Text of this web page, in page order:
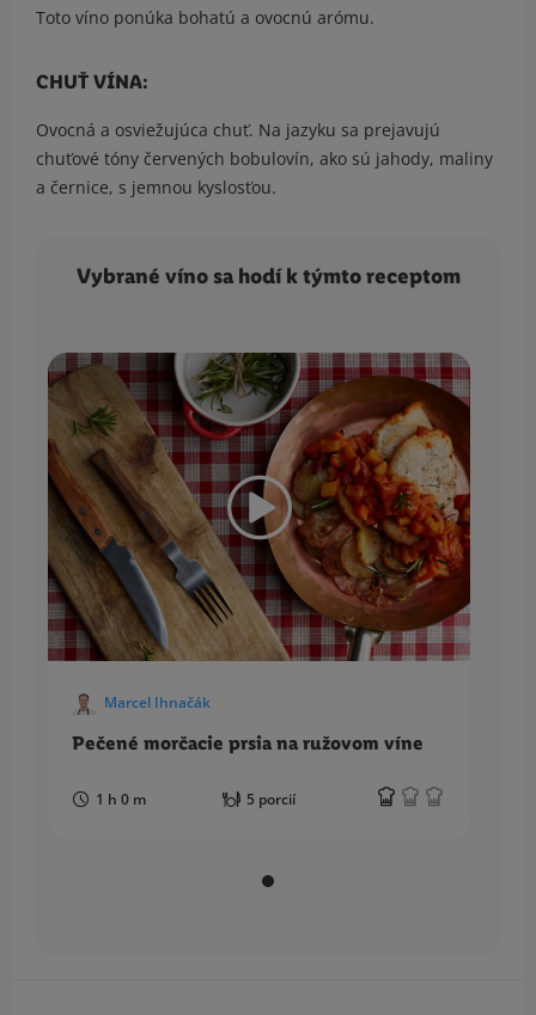
Toto víno ponúka bohatú a ovocnú arómu.
CHUŤ VÍNA:
Ovocná a osviežujúca chuť. Na jazyku sa prejavujú
chuťové tóny červených bobulovín, ako sú jahody, maliny
a černice, s jemnou kyslosťou.
Vybrané víno sa hodí k týmto receptom
Marcel Ihnačák
Pečené morčacie prsia na ružovom víne
1 h 0 m 5 porcií